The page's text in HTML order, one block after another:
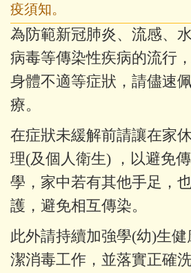
疫須知。
為防範新冠肺炎、流感、
病毒等傳染性疾病的流行
身體不適等症狀，請儘速
療。
在症狀未緩解前請讓在家
理(及個人衛生) ，以避免
學，家中若有其他手足，
護，避免相互傳染。
此外請持續加強學(幼)生
潔消毒工作，並落實正確